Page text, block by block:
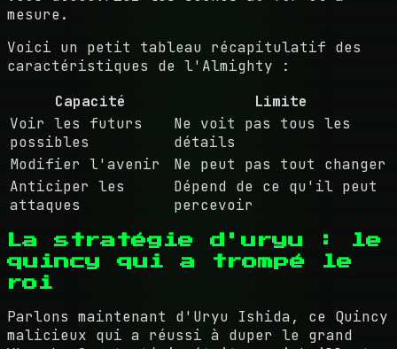
mesure.
Voici un petit tableau récapitulatif des
caractéristiques de l'Almighty :
Capacité
Limite
Voir les futurs
possibles
Ne voit pas tous les
détails
Modifier l'avenir
Ne peut pas tout changer
Anticiper les
attaques
Dépend de ce qu'il peut
percevoir
La stratégie d'uryu : le
quincy qui a trompé le
roi
Parlons maintenant d'Uryu Ishida, ce Quincy
malicieux qui a réussi à duper le grand